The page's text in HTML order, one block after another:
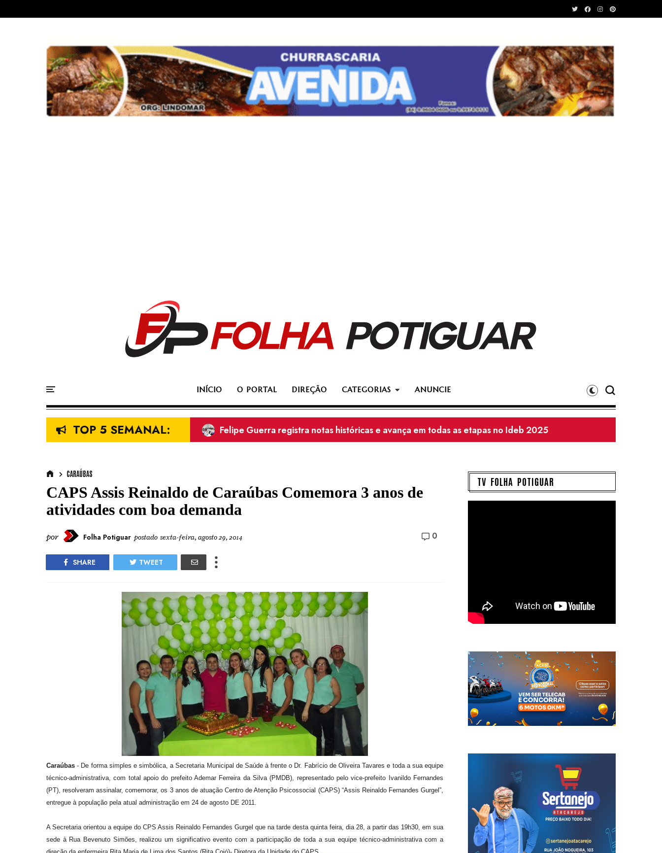
INÍCIO O PORTAL DIREÇÃO CATEGORIAS ANUNCIE
TOP 5 SEMANAL: Adolescente de 16 anos morre após grave acidente em Felipe Guerra
CARAÚBAS
CAPS Assis Reinaldo de Caraúbas Comemora 3 anos de
atividades com boa demanda
por Folha Potiguar postado sexta-feira, agosto 29, 2014 0
SHARE TWEET
Caraúbas - De forma simples e simbólica, a Secretaria Municipal de Saúde à frente o Dr. Fabrício de Oliveira Tavares e toda a sua equipe
técnico-administrativa, com total apoio do prefeito Ademar Ferreira da Silva (PMDB), representado pelo vice-prefeito Ivanildo Fernandes
(PT), resolveram assinalar, comemorar, os 3 anos de atuação Centro de Atenção Psicossocial (CAPS) “Assis Reinaldo Fernandes Gurgel”,
entregue à população pela atual administração em 24 de agosto DE 2011.
A Secretaria orientou a equipe do CPS Assis Reinaldo Fernandes Gurgel que na tarde desta quinta feira, dia 28, a partir das 19h30, em sua
sede à Rua Bevenuto Simões, realizou um significativo evento com a participação de toda a sua equipe técnico-administrativa com a
TV FOLHA POTIGUAR